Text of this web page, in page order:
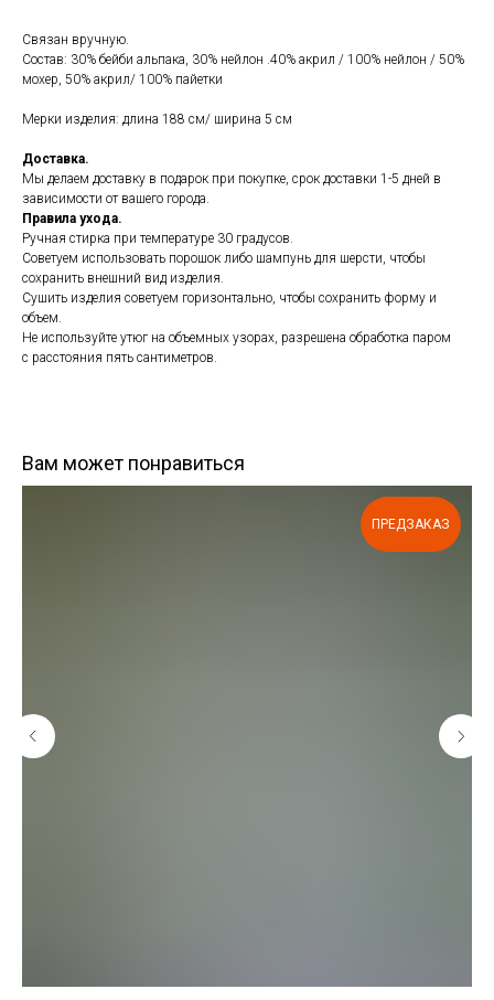
Связан вручную.
Состав: 30% бейби альпака, 30% нейлон .40% акрил / 100% нейлон / 50%
мохер, 50% акрил/ 100% пайетки
Мерки изделия: длина 188 см/ ширина 5 см
Доставка.
Мы делаем доставку в подарок при покупке, срок доставки 1-5 дней в
зависимости от вашего города.
Правила ухода.
Ручная стирка при температуре 30 градусов.
Советуем использовать порошок либо шампунь для шерсти, чтобы
сохранить внешний вид изделия.
Сушить изделия советуем горизонтально, чтобы сохранить форму и
объем.
Не используйте утюг на объемных узорах, разрешена обработка паром
с расстояния пять сантиметров.
Вам может понравиться
ПРЕДЗАКАЗ